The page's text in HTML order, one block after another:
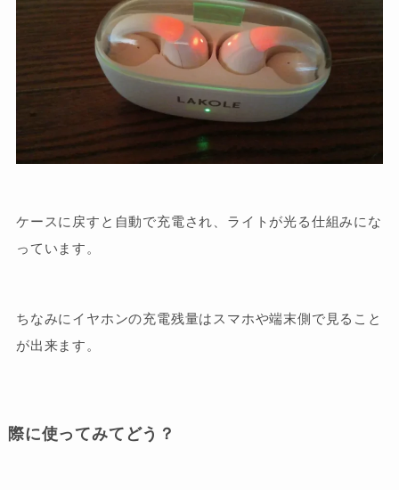
ケースに戻すと自動で充電され、ライトが光る仕組みにな
っています。
ちなみにイヤホンの充電残量はスマホや端末側で見ること
が出来ます。
際に使ってみてどう？